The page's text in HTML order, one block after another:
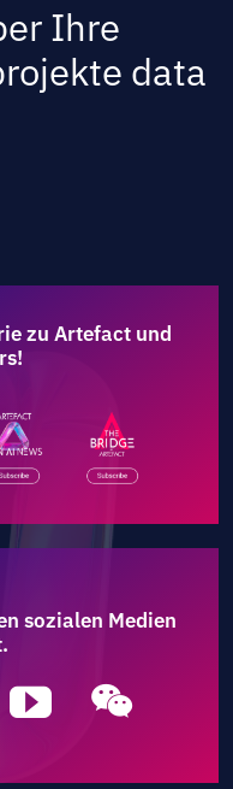
Ihre
data
zu Artefact und
sozialen Medien